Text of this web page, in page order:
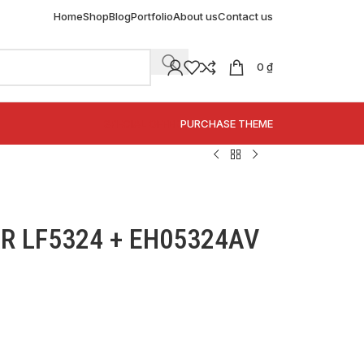
HomeShopBlogPortfolioAbout usContact us
0 ₫
PURCHASE THEME
LF5324 + EH05324AV